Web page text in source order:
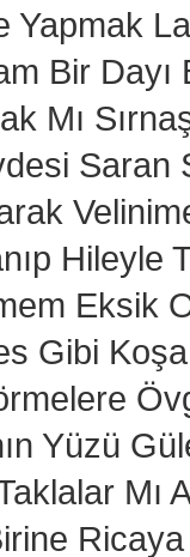
Yapmak
Bir Dayı
Mı
Saran
Hileyle
Eksik
Gibi
Yüzü
Mı
Ricaya